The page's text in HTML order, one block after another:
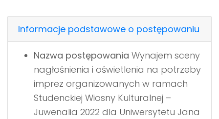
Informacje podstawowe o postępowaniu
Nazwa postępowania Wynajem sceny
nagłośnienia i oświetlenia na potrzeby
imprez organizowanych w ramach
Studenckiej Wiosny Kulturalnej –
Juwenalia 2022 dla Uniwersytetu Jana